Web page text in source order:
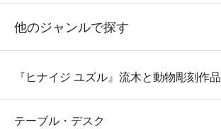
他のジャンルで探す
『ヒナイジ ユズル』流木と動物彫刻作品
テーブル・デスク